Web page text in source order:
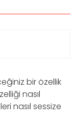
bir özellik
nasıl
nasıl sessize